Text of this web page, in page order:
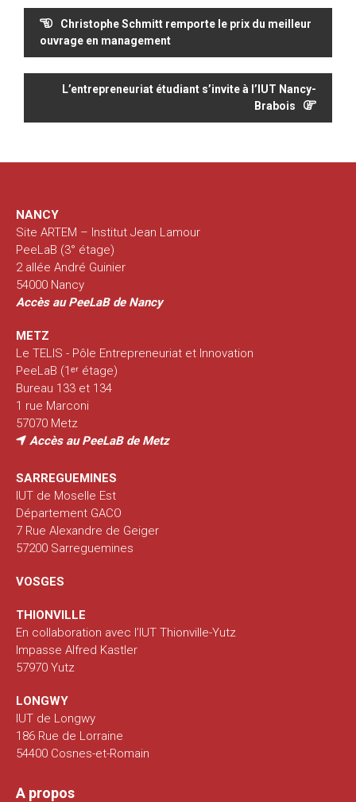
Navigation
l’article
Christophe Schmitt remporte le prix du meilleur
ouvrage en management
L’entrepreneuriat étudiant s’invite à l’IUT Nancy-
Brabois
NANCY
Site ARTEM – Institut Jean Lamour
PeeLaB (3° étage)
2 allée André Guinier
54000 Nancy
Accès au PeeLaB de Nancy
METZ
Le TELIS - Pôle Entrepreneuriat et Innovation
PeeLaB (1ᵉʳ étage)
Bureau 133 et 134
1 rue Marconi
57070 Metz
Accès au PeeLaB de Metz
SARREGUEMINES
IUT de Moselle Est
Département GACO
7 Rue Alexandre de Geiger
57200 Sarreguemines
VOSGES
THIONVILLE
En collaboration avec l’IUT Thionville-Yutz
Impasse Alfred Kastler
57970 Yutz
LONGWY
IUT de Longwy
186 Rue de Lorraine
54400 Cosnes-et-Romain
A propos